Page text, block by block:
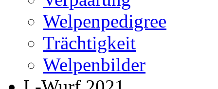
Welpenpedigree
Trächtigkeit
Welpenbilder